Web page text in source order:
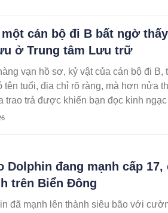
cán bộ đi B bất ngờ
ở Trung tâm Lưu trữ
vạn hồ sơ, kỷ vật của cán bộ đi B,
tên tuổi, địa chỉ rõ ràng, mà hơn nửa
trao trả được khiến bạn đọc kinh
Dolphin đang mạnh cấp 17,
trên Biển Đông
đã mạnh lên thành siêu bão với